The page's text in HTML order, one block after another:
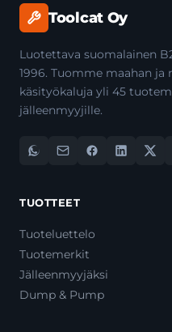
Toolcat Oy
Luotettava suomalainen
1996. Tuomme maahan
käsityökaluja yli 45
jälleenmyyjille.
TUOTTEET
Tuoteluettelo
Tuotemerkit
Jälleenmyyjäksi
Dump & Pump